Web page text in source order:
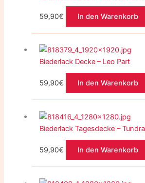
59,90€ In den Warenkorb
Biederlack Decke – Leo Part
59,90€ In den Warenkorb
Biederlack Tagesdecke – Tundra
59,90€ In den Warenkorb